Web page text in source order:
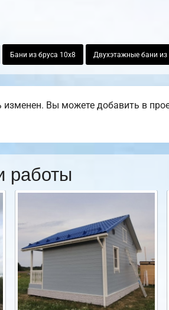
Бани из бруса 10х8 Двухэтажные бани из
Вы можете добавить в
работы